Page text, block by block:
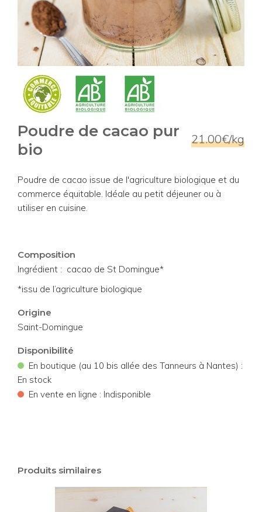
21.00€/kg
Poudre de cacao pur
bio
Poudre de cacao issue de l'agriculture biologique et du
commerce équitable. Idéale au petit déjeuner ou à
utiliser en cuisine.
Composition
Ingrédient : cacao de St Domingue*
*issu de l’agriculture biologique
Origine
Saint-Domingue
Disponibilité
• En boutique (au 10 bis allée des Tanneurs à Nantes) :
En stock
• En vente en ligne : Indisponible
Produits similaires